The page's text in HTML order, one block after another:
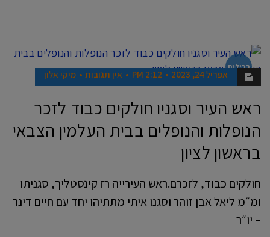
רכילות
אפריל 24, 2023 2:12 PM אין תגובות מיקי אלון
ראש העיר וסגניו חולקים כבוד לזכר
הנופלות והנופלים בבית העלמין הצבאי
בראשון לציון
חולקים כבוד, לזכרם.ראש העירייה רז קינסטליך, סגניתו
ומ״מ ליאל אבן זוהר וסגנו איתי מתתיהו יחד עם חיים דינר
– יו״ר